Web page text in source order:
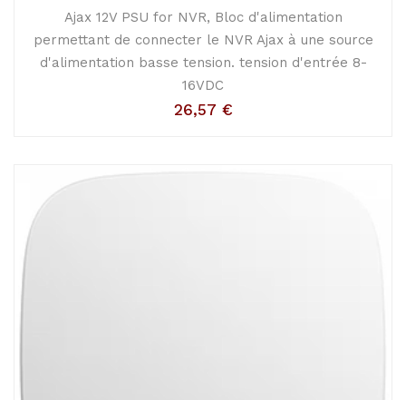
Ajax 12V PSU for NVR, Bloc d'alimentation
permettant de connecter le NVR Ajax à une source
d'alimentation basse tension. tension d'entrée 8-
16VDC
26,57 €